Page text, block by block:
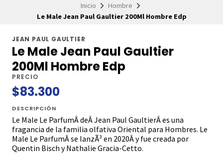
Inicio
Hombre
Le Male Jean Paul Gaultier 200Ml Hombre Edp
JEAN PAUL GAULTIER
Le Male Jean Paul Gaultier
200Ml Hombre Edp
PRECIO
$83.300
DESCRIPCIÓN
Le Male Le ParfumÂ deÂ Jean Paul GaultierÂ es una
fragancia de la familia olfativa Oriental para Hombres. Le
Male Le ParfumÂ se lanzÃ³ en 2020Â y fue creada por
Quentin Bisch y Nathalie Gracia-Cetto.